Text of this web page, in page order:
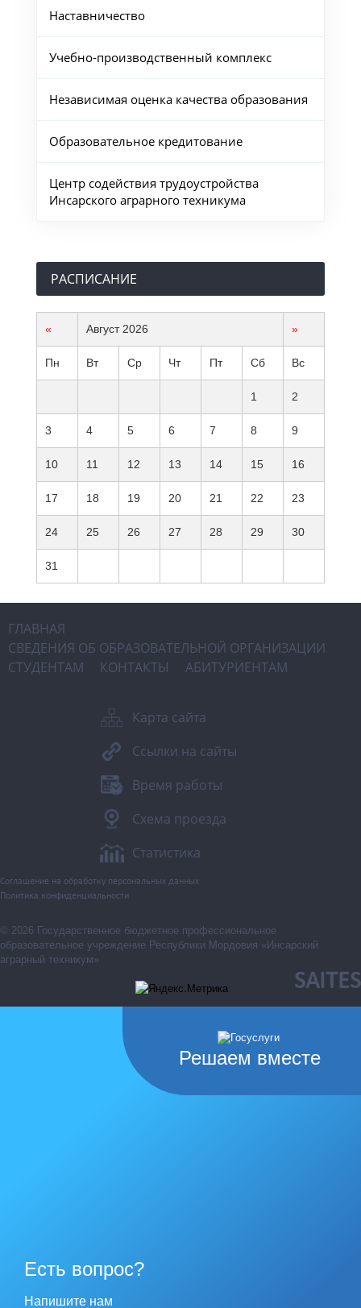
Наставничество
Учебно-производственный комплекс
Независимая оценка качества образования
Образовательное кредитование
Центр содействия трудоустройства
Инсарского аграрного техникума
РАСПИСАНИЕ
« Август 2026 »
Пн Вт Ср Чт Пт Сб Вс
1 2
3 4 5 6 7 8 9
10 11 12 13 14 15 16
17 18 19 20 21 22 23
24 25 26 27 28 29 30
31
ГЛАВНАЯ
СВЕДЕНИЯ ОБ ОБРАЗОВАТЕЛЬНОЙ ОРГАНИЗАЦИИ
СТУДЕНТАМ
КОНТАКТЫ АБИТУРИЕНТАМ
Карта сайта
Ссылки на сайты
Время работы
Схема проезда
Статистика
Соглашение на обработку персональных данных
Политика конфиденциальности
© 2026 Государственное бюджетное профессиональное
образовательное учреждение Республики Мордовия «Инсарский
аграрный техникум»
SAITES
Решаем вместе
Есть вопрос?
Напишите нам